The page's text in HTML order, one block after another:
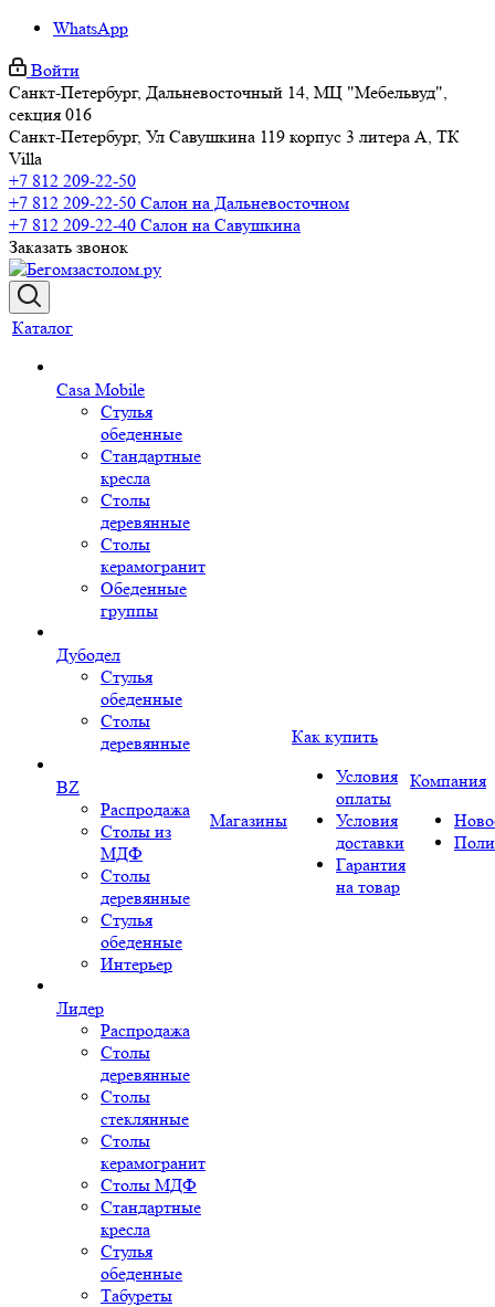
WhatsApp
Войти
Санкт-Петербург, Дальневосточный 14, МЦ "Мебельвуд",
секция 016
Санкт-Петербург, Ул Савушкина 119 корпус 3 литера А, ТК
Villa
+7 812 209-22-50
+7 812 209-22-50 Салон на Дальневосточном
+7 812 209-22-40 Салон на Савушкина
Заказать звонок
Каталог
Casa Mobile
Стулья
обеденные
Стандартные
кресла
Столы
деревянные
Столы
керамогранит
Обеденные
группы
Дубодел
Стулья
обеденные
Столы
деревянные
BZ
Распродажа
Столы из
МДФ
Столы
деревянные
Стулья
обеденные
Интерьер
Лидер
Распродажа
Столы
деревянные
Столы
стеклянные
Столы
керамогранит
Столы МДФ
Стандартные
кресла
Стулья
обеденные
Табуреты
Магазины
Как купить
Условия
оплаты
Условия
доставки
Гарантия
на товар
Компания